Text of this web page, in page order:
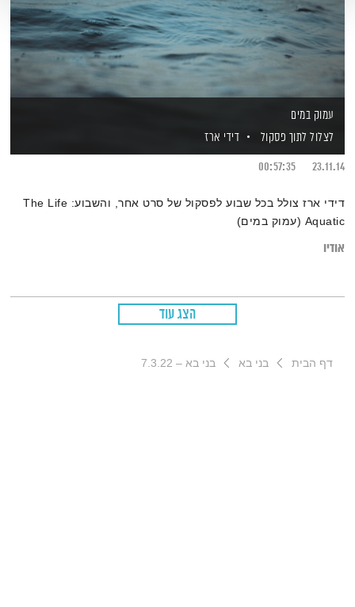
עמוק במים
לצלול לתוך פסקול
דידי ארז
23.11.14
00:57:35
דידי ארז צולל בכל שבוע לפסקול של סרט אחר, והשבוע: The Life
Aquatic (עמוק במים)
אודיו
הצג עוד
דף הבית בני בא בני בא – 7.3.22